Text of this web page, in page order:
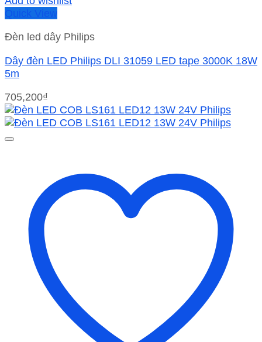
Quick View
Đèn led dây Philips
Dây đèn LED Philips DLI 31059 LED tape 3000K 18W
5m
705,200₫